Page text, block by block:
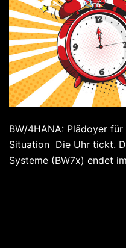
BW/4HANA: Plädoyer
Situation Die Uhr tickt.
Systeme (BW7x) endet